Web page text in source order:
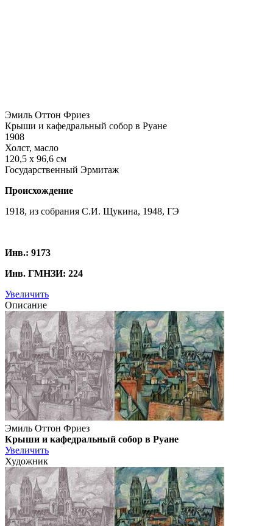
Эмиль Оттон Фриез
Крыши и кафедральный собор в Руане
1908
Холст, масло
120,5 х 96,6 см
Государственный Эрмитаж
Происхождение
1918, из собрания С.И. Щукина, 1948, ГЭ
Инв.: 9173
Инв. ГМНЗИ: 224
Увеличить
Описание
Эмиль Оттон Фриез
Крыши и кафедральный собор в Руане
Увеличить
Художник